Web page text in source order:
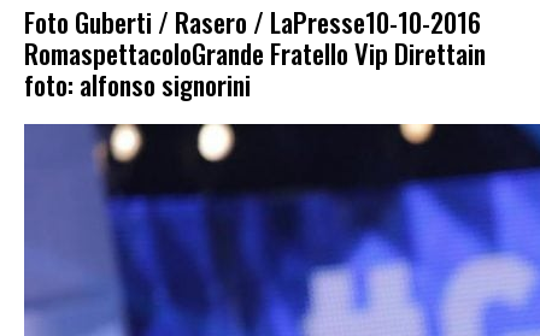
Foto Guberti / Rasero / LaPresse10-10-2016
RomaspettacoloGrande Fratello Vip Direttain
foto: alfonso signorini